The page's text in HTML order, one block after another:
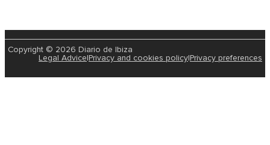
Copyright © 2026 Diario de Ibiza
Legal Advice Privacy and cookies policy Privacy preferences